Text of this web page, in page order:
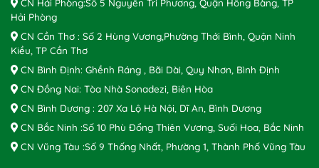
Hải Phòng
CN Cần Thơ : Số 2 Hùng Vương,Phường Thới Bình, Quận Ninh
Kiều, TP Cần Thơ
CN Bình Định: Ghềnh Ráng , Bãi Dài, Quy Nhơn, Bình Định
CN Đồng Nai: Tòa Nhà Sonadezi, Biên Hòa
CN Bình Dương : 207 Xa Lộ Hà Nội, Dĩ An, Bình Dương
CN Bắc Ninh :Số 10 Phù Đổng Thiên Vương, Suối Hoa, Bắc Ninh
CN Vũng Tàu :Số 9 Thống Nhất, Phường 1, Thành Phố Vũng Tàu